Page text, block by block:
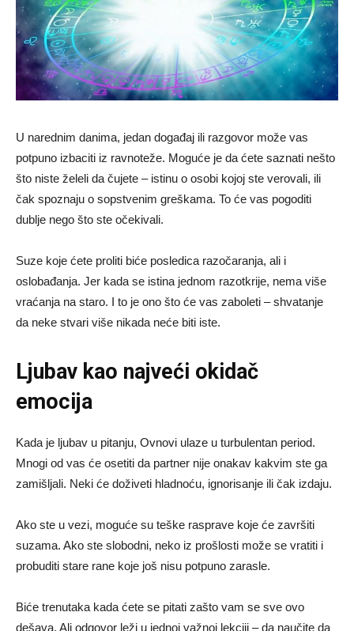
U narednim danima, jedan događaj ili razgovor može vas
potpuno izbaciti iz ravnoteže. Moguće je da ćete saznati nešto
što niste želeli da čujete – istinu o osobi kojoj ste verovali, ili
čak spoznaju o sopstvenim greškama. To će vas pogoditi
dublje nego što ste očekivali.
Suze koje ćete proliti biće posledica razočaranja, ali i
oslobađanja. Jer kada se istina jednom razotkrije, nema više
vraćanja na staro. I to je ono što će vas zaboleti – shvatanje
da neke stvari više nikada neće biti iste.
Ljubav kao najveći okidač
emocija
Kada je ljubav u pitanju, Ovnovi ulaze u turbulentan period.
Mnogi od vas će osetiti da partner nije onakav kakvim ste ga
zamišljali. Neki će doživeti hladnoću, ignorisanje ili čak izdaju.
Ako ste u vezi, moguće su teške rasprave koje će završiti
suzama. Ako ste slobodni, neko iz prošlosti može se vratiti i
probuditi stare rane koje još nisu potpuno zarasle.
Biće trenutaka kada ćete se pitati zašto vam se sve ovo
dešava. Ali odgovor leži u jednoj važnoj lekciji – da naučite da